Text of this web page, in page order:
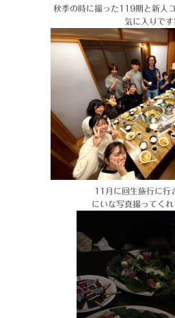
秋季の時に撮った119期と新人
気に入りです
11月に回生旅行に行
にいな写真撮ってくれ